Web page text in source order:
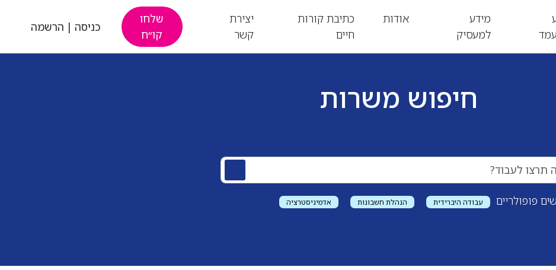
מידע
למעסיק
אודות
כתיבת קורות
חיים
יצירת
קשר
שלחו
קו״ח
כניסה | הרשמה
חיפוש משרות
פופולריים עבודה היברידית הנהלת חשבונות אדמיניסטרציה